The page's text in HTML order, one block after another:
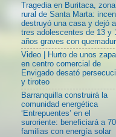
Tragedia en Buritaca, zona
rural de Santa Marta:
destruyó una casa y dejó a
tres adolescentes de 13 y
años graves con
Video | Hurto de unos
en centro comercial de
Envigado desató
y tiroteo
Barranquilla construirá la
comunidad energética
‘Entrepuentes’ en el
suroriente: beneficiará a
familias con energía solar